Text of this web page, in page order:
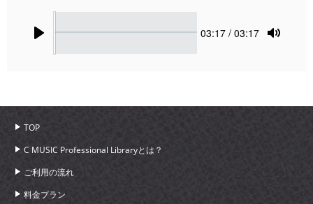
Current
03:17 / 03:17
TOP
C MUSIC Professional Libraryとは？
ご利用の流れ
料金プラン